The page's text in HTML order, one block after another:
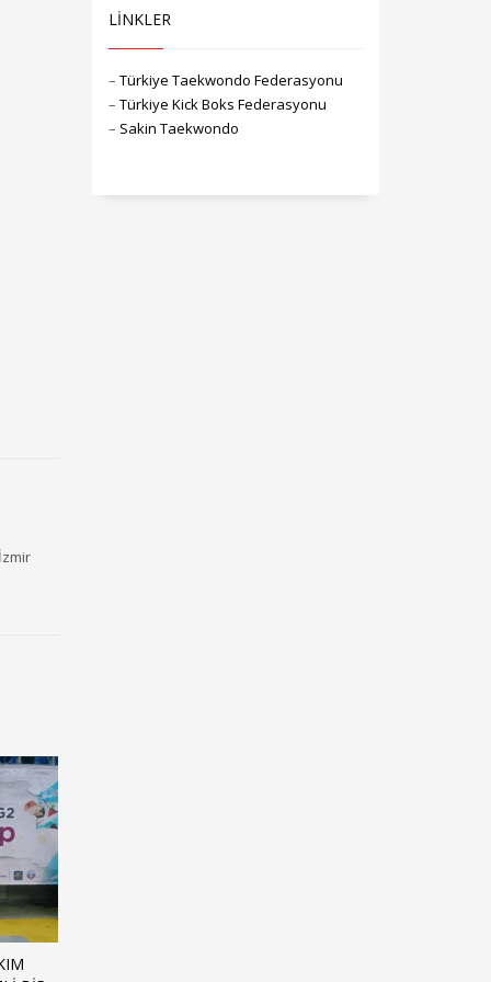
LİNKLER
– Türkiye Taekwondo Federasyonu
– Türkiye Kick Boks Federasyonu
– Sakin Taekwondo